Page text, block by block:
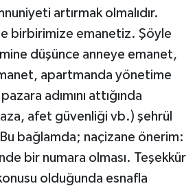
artırmak olmalıdır.
birbirimize emanetiz. Şöyle
düşünce anneye emanet,
apartmanda yönetime
adımını attığında
afet güvenliği vb.) şehrül
bağlamda; naçizane önerim:
bir numara olması. Teşekkür
olduğunda esnafla